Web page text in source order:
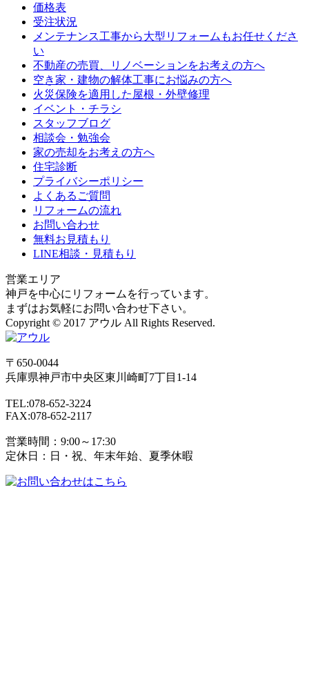
価格表
受注状況
メンテナンス工事から大型リフォームもお任せくださ
い
不動産の売買、リノベーションをお考えの方へ
空き家・建物の解体工事にお悩みの方へ
火災保険を適用した屋根・外壁修理
イベント・チラシ
スタッフブログ
相談会・勉強会
家の売却をお考えの方へ
住宅診断
プライバシーポリシー
よくあるご質問
リフォームの流れ
お問い合わせ
無料お見積もり
LINE相談・見積もり
営業エリア
神戸を中心にリフォームを行っています。
まずはお気軽にお問い合わせ下さい。
Copyright © 2017 アウル All Rights Reserved.
〒650-0044
兵庫県神戸市中央区東川崎町7丁目1-14
TEL:078-652-3224
FAX:078-652-2117
営業時間：9:00～17:30
定休日：日・祝、年末年始、夏季休暇